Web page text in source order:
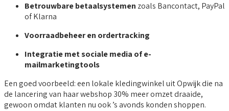
Betrouwbare betaalsystemen zoals Bancontact, PayPal
of Klarna
Voorraadbeheer en ordertracking
Integratie met sociale media of e-
mailmarketingtools
Een goed voorbeeld: een lokale kledingwinkel uit Opwijk die na
de lancering van haar webshop 30% meer omzet draaide,
gewoon omdat klanten nu ook ’s avonds konden shoppen.